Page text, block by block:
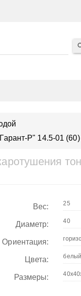
Р" 14.5-01 (60)
Вес:
Диаметр:
Ориентация:
Цвета:
Размеры: